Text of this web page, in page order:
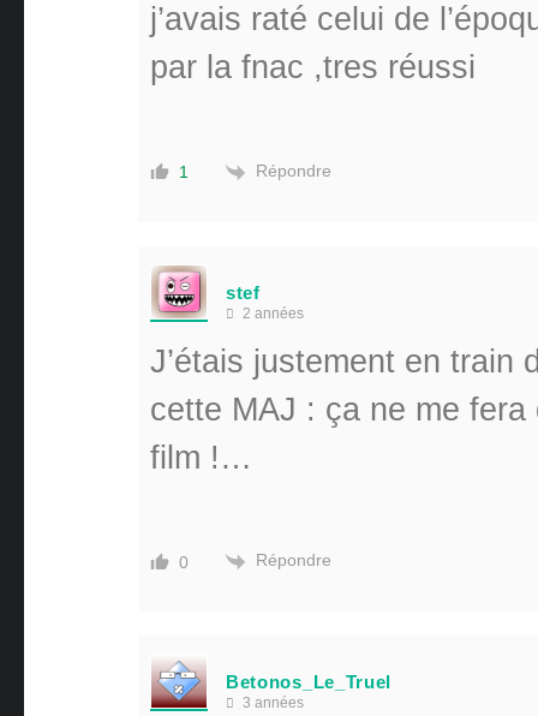
j’avais raté celui de
par la fnac ,tres réussi
1 Répondre
stef
2 années
J’étais justement en train
cette MAJ : ça ne me
film !…
0 Répondre
Betonos_Le_Truel
3 années